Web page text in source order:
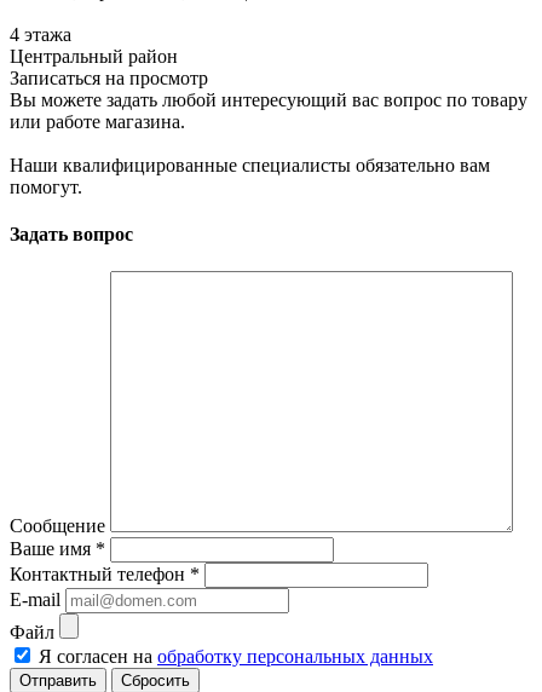
4 этажа
Центральный район
Записаться на просмотр
Вы можете задать любой интересующий вас вопрос по товару
или работе магазина.
Наши квалифицированные специалисты обязательно вам
помогут.
Задать вопрос
Сообщение
Ваше имя *
Контактный телефон *
E-mail
Файл
Я согласен на обработку персональных данных
Сбросить